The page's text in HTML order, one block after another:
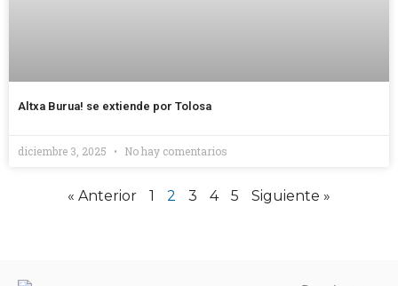
Altxa Burua! se extiende por Tolosa
diciembre 3, 2025 No hay comentarios
« Anterior 1 2 3 4 5 Siguiente »